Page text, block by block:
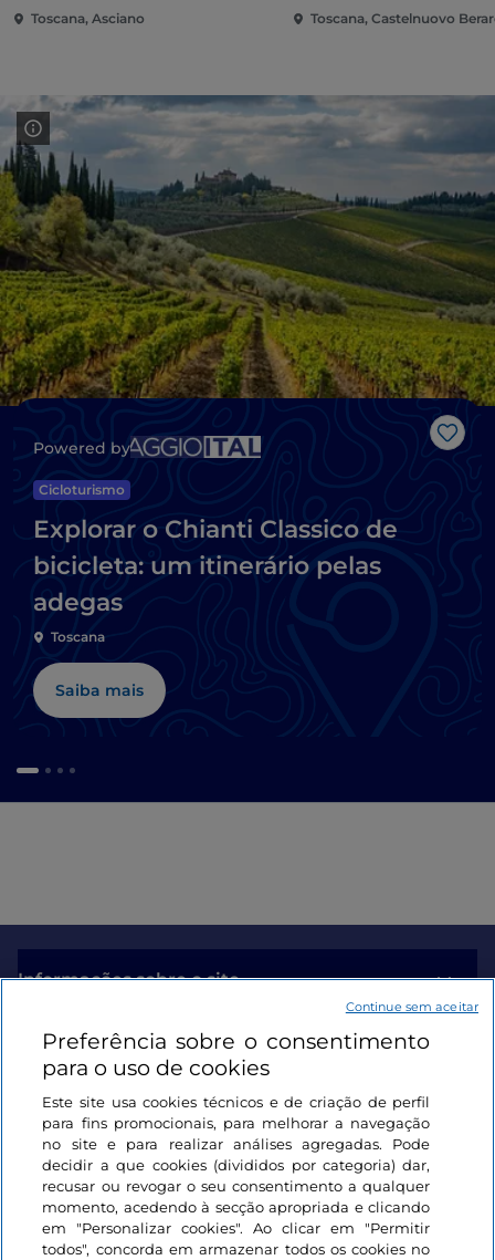
Toscana, Asciano Toscana, Castelnuovo
Powered by
Cicloturismo
Explorar o Chianti Classico de
bicicleta: um itinerário pelas
adegas
Toscana
Saiba mais
Informações sobre o site
Ligações úteis
Iniciar sessão
Mantenha-se em contacto
Preferência sobre o consentimento
para o uso de cookies
Este site usa cookies técnicos e de criação de perfil
para fins promocionais, para melhorar a navegação
no site e para realizar análises agregadas. Pode
decidir a que cookies (divididos por categoria) dar,
recusar ou revogar o seu consentimento a qualquer
momento, acedendo à secção apropriada e clicando
em "Personalizar cookies". Ao clicar em "Permitir
todos", concorda em armazenar todos os cookies no
Continue sem aceitar